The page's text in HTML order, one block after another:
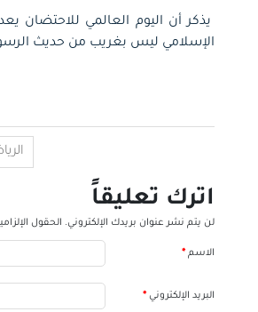
يذكر أن اليوم العالمي للاحتضان
الإسلامي ليس بغريب من حديث الرسول
اترك تعليقاً
لن يتم نشر عنوان بريدك الإلكتروني. الحقول
الاسم *
البريد الإلكتروني *